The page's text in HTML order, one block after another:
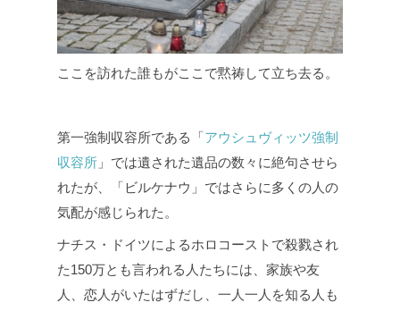
ここを訪れた誰もがここで黙祷して立ち去る。
第一強制収容所である「アウシュヴィッツ強制
収容所 」では遺された遺品の数々に絶句させら
れたが、「ビルケナウ」ではさらに多くの人の
気配が感じられた。
ナチス・ドイツによるホロコーストで殺戮され
た150万とも言われる人たちには、家族や友
人、恋人がいたはずだし、一人一人を知る人も